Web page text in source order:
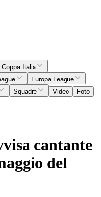
Coppa Italia
Europa League
Squadre Video
Foto
cantante
del